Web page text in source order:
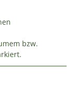
bzw.